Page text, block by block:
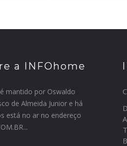
a INFOhome
mantido por Oswaldo
de Almeida Junior e há
está no ar no endereço